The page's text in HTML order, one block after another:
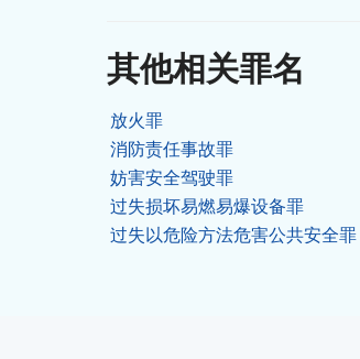
其他相关罪名
放火罪
消防责任事故罪
妨害安全驾驶罪
过失损坏易燃易爆设备罪
过失以危险方法危害公共安全罪